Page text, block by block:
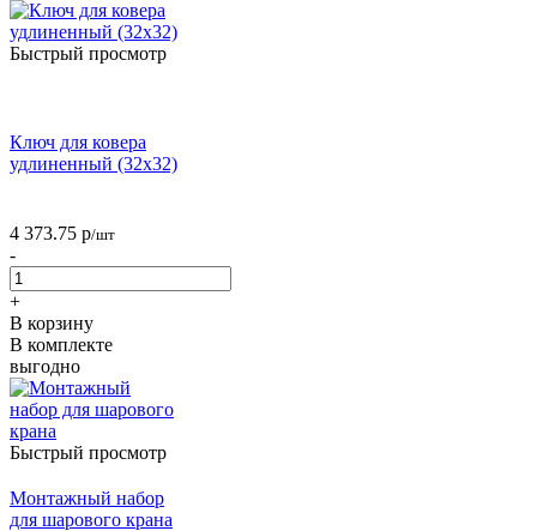
Быстрый просмотр
Ключ для ковера
удлиненный (32х32)
4 373.75 р/шт
-
+
В корзину
В комплекте
выгодно
Быстрый просмотр
Монтажный набор
для шарового крана